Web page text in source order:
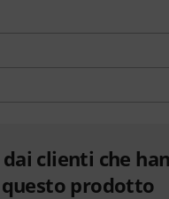
clienti che
questo prodotto